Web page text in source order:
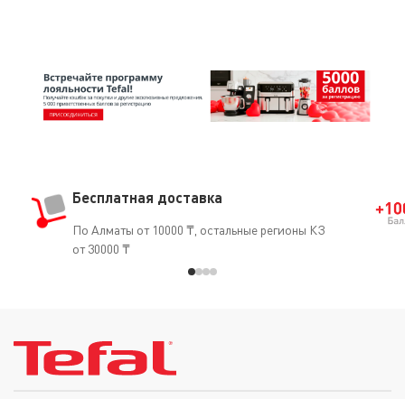
Бесплатная доставка
По Алматы от 10000 ₸, остальные регионы КЗ
от 30000 ₸